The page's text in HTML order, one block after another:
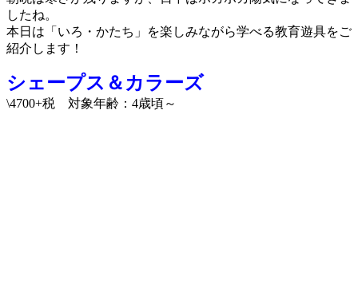
したね。
本日は「いろ・かたち」を楽しみながら学べる教育遊具をご
紹介します！
シェープス＆カラーズ
\4700+税 対象年齢：4歳頃～